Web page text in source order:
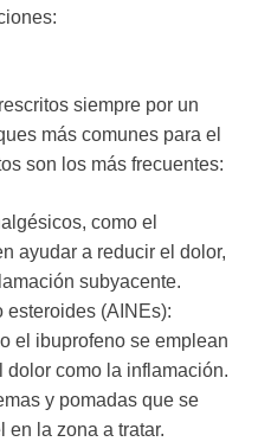
siempre por un
más comunes para el
son los más frecuentes:
como el
ayudar a reducir el dolor,
subyacente.
esteroides (AINEs):
el ibuprofeno se emplean
dolor como la inflamación.
y pomadas que se
en la zona a tratar.